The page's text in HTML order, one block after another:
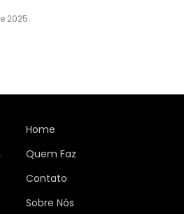
2025
Home
Quem Faz
Contato
Sobre Nós